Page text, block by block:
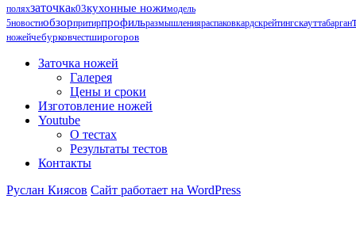
поляхзаточкак03кухонные ножимодель
5новостиобзорпритирпрофильразмышленияраспаковкардскрейтингскауттабарган
ножейчебурковчестширогоров
Заточка ножей
Галерея
Цены и сроки
Изготовление ножей
Youtube
О тестах
Результаты тестов
Контакты
Руслан Киясов Сайт работает на WordPress